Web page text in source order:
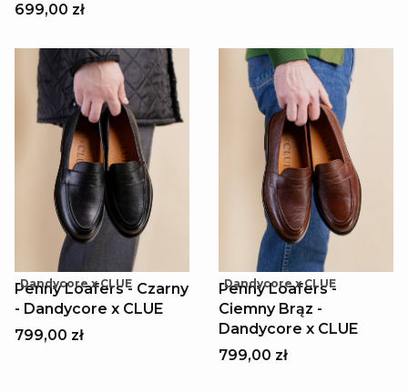
699,00 zł
Dandycore x CLUE
Penny Loafers - Czarny
- Dandycore x CLUE
799,00 zł
Dandycore x CLUE
Penny Loafers -
Ciemny Brąz -
Dandycore x CLUE
799,00 zł